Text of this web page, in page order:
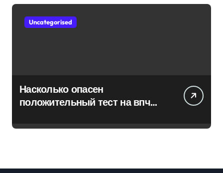
Uncategorised
Насколько опасен
положительный тест на впч